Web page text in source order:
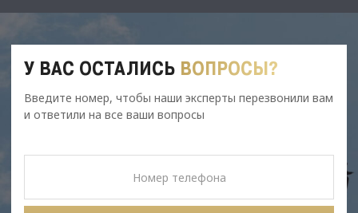
У ВАС ОСТАЛИСЬ ВОПРОСЫ?
Введите номер, чтобы наши эксперты перезвонили вам
и ответили на все ваши вопросы